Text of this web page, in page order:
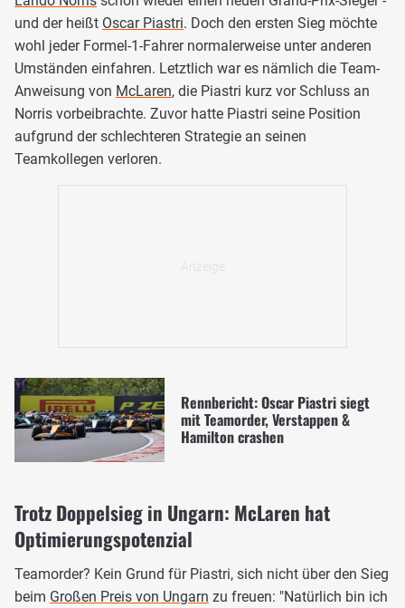
und der heißt Oscar Piastri. Doch den ersten Sieg möchte
wohl jeder Formel-1-Fahrer normalerweise unter anderen
Umständen einfahren. Letztlich war es nämlich die Team-
Anweisung von McLaren, die Piastri kurz vor Schluss an
Norris vorbeibrachte. Zuvor hatte Piastri seine Position
aufgrund der schlechteren Strategie an seinen
Teamkollegen verloren.
Rennbericht: Oscar Piastri siegt
mit Teamorder, Verstappen &
Hamilton crashen
Trotz Doppelsieg in Ungarn: McLaren hat
Optimierungspotenzial
Teamorder? Kein Grund für Piastri, sich nicht über den Sieg
beim Großen Preis von Ungarn zu freuen: "Natürlich bin ich